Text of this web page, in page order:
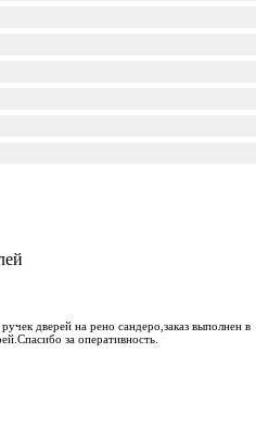
дверей на рено сандеро,заказ выполнен в
за оперативность.